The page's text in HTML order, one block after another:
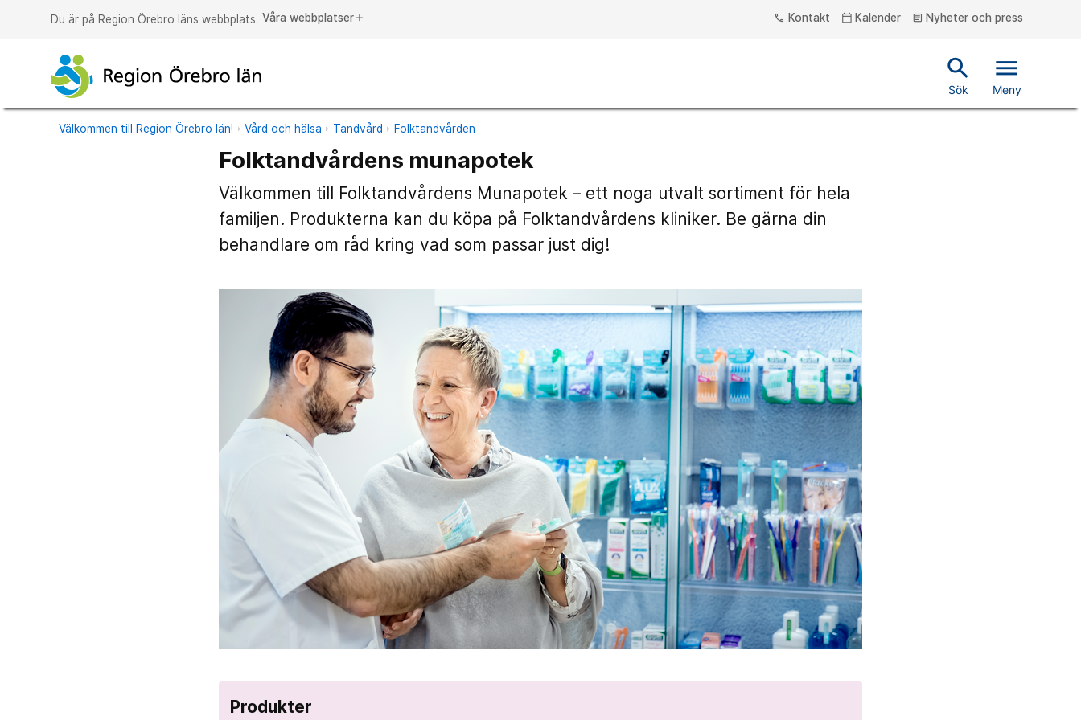
Du är på Region Örebro läns webbplats. Våra webbplatser add phone Kontakt calendar_today Kalender article Nyheter och press
search
Sök
menu
Meny
Välkommen till Region Örebro län! Vård och hälsa Tandvård Folktandvården
Folktandvårdens munapotek
Välkommen till Folktandvårdens Munapotek – ett noga utvalt sortiment för hela
familjen. Produkterna kan du köpa på Folktandvårdens kliniker. Be gärna din
behandlare om råd kring vad som passar just dig!
Produkter